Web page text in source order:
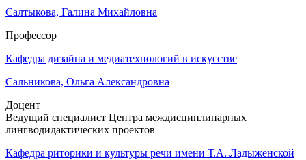
Салтыкова, Галина Михайловна
Профессор
Кафедра дизайна и медиатехнологий в искусстве
Сальникова, Ольга Александровна
Доцент
Ведущий специалист Центра междисциплинарных
лингводидактических проектов
Кафедра риторики и культуры речи имени Т.А. Ладыженской